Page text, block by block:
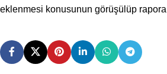
eklenmesi konusunun görüşülüp